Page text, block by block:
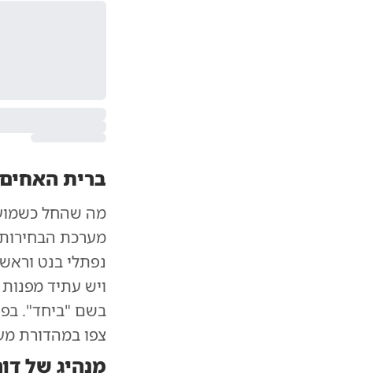
ברית האחים -
מה שהחל
מערכת
נפתלי בנט
ויש עתיד
בשם "ביחד".
צפו במהדורת
מנהיג של